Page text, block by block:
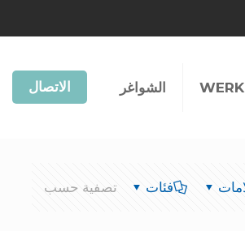
الشواغر الاتصال
تصفية حسب فئات